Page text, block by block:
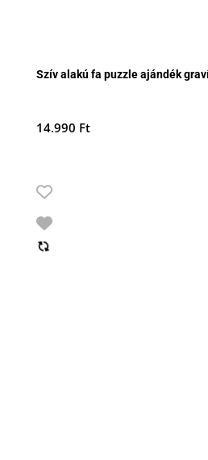
Szív alakú fa puzzle ajándék
14.990 Ft